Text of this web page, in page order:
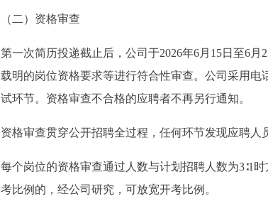
（二）资格审查
第一次简历投递截止后，公司于2026年6月15日至6
载明的岗位资格要求等进行符合性审查。公司采用
试环节。资格审查不合格的应聘者不再另行通知。
资格审查贯穿公开招聘全过程，任何环节发现应聘
每个岗位的资格审查通过人数与计划招聘人数为3∶1
考比例的，经公司研究，可放宽开考比例。